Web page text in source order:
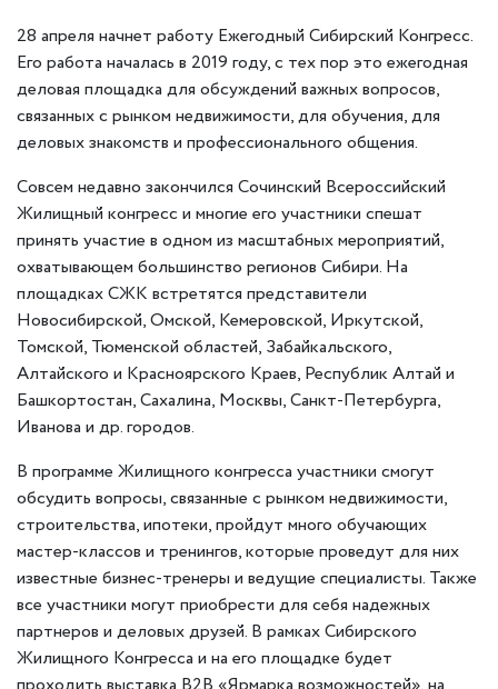
28 апреля начнет работу Ежегодный Сибирский Конгресс.
Его работа началась в 2019 году, с тех пор это ежегодная
деловая площадка для обсуждений важных вопросов,
связанных с рынком недвижимости, для обучения, для
деловых знакомств и профессионального общения.
Совсем недавно закончился Сочинский Всероссийский
Жилищный конгресс и многие его участники спешат
принять участие в одном из масштабных мероприятий,
охватывающем большинство регионов Сибири. На
площадках СЖК встретятся представители
Новосибирской, Омской, Кемеровской, Иркутской,
Томской, Тюменской областей, Забайкальского,
Алтайского и Красноярского Краев, Республик Алтай и
Башкортостан, Сахалина, Москвы, Санкт-Петербурга,
Иванова и др. городов.
В программе Жилищного конгресса участники смогут
обсудить вопросы, связанные с рынком недвижимости,
строительства, ипотеки, пройдут много обучающих
мастер-классов и тренингов, которые проведут для них
известные бизнес-тренеры и ведущие специалисты. Также
все участники могут приобрести для себя надежных
партнеров и деловых друзей. В рамках Сибирского
Жилищного Конгресса и на его площадке будет